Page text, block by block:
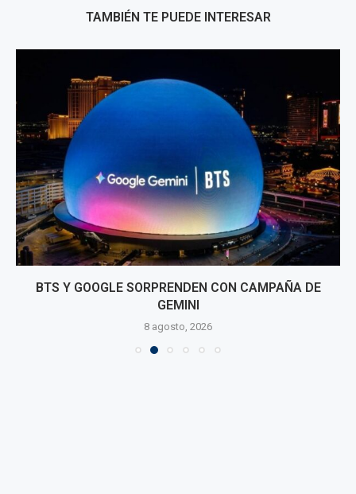
TAMBIÉN TE PUEDE INTERESAR
BTS Y GOOGLE SORPRENDEN CON CAMPAÑA DE
GEMINI
8 agosto, 2026